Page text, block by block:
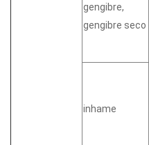
gengibre,
gengibre seco
inhame